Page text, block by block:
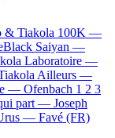
& Tiakola 100K —
Saiyan —
Laboratoire —
Ailleurs —
— Ofenbach 1 2 3
part — Joseph
— Favé (FR)